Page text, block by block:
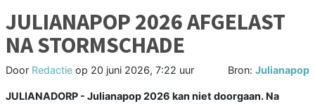
JULIANAPOP 2026 AFGELAST
NA STORMSCHADE
Door Redactie op 20 juni 2026, 7:22 uur Bron: Julianapop
JULIANADORP - Julianapop 2026 kan niet doorgaan. Na